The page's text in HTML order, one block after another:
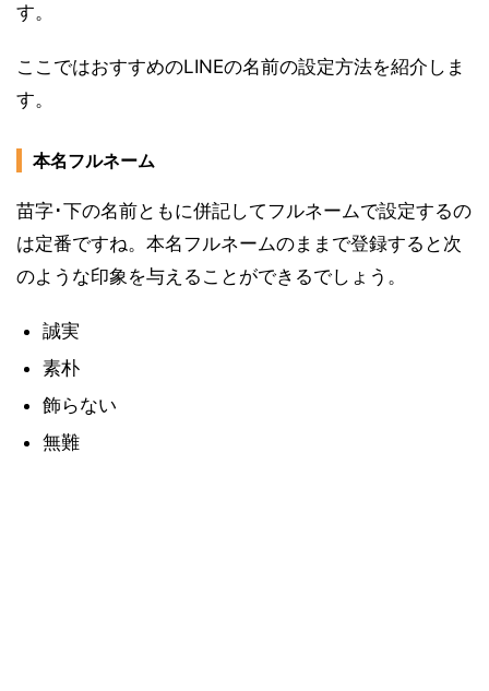
す。
ここではおすすめのLINEの名前の設定方法を紹介しま
す。
本名フルネーム
苗字･下の名前ともに併記してフルネームで設定するの
は定番ですね。本名フルネームのままで登録すると次
のような印象を与えることができるでしょう。
誠実
素朴
飾らない
無難